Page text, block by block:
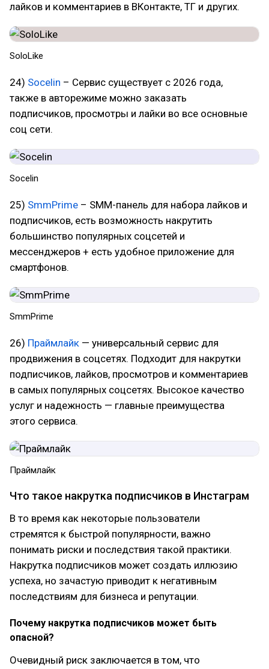
лайков и комментариев в ВКонтакте, ТГ и других.
SoloLike
24) Socelin – Сервис существует с 2026 года,
также в авторежиме можно заказать
подписчиков, просмотры и лайки во все основные
соц сети.
Socelin
25) SmmPrime – SMM-панель для набора лайков и
подписчиков, есть возможность накрутить
большинство популярных соцсетей и
мессенджеров + есть удобное приложение для
смартфонов.
SmmPrime
26) Праймлайк — универсальный сервис для
продвижения в соцсетях. Подходит для накрутки
подписчиков, лайков, просмотров и комментариев
в самых популярных соцсетях. Высокое качество
услуг и надежность — главные преимущества
этого сервиса.
Праймлайк
Что такое накрутка подписчиков в Инстаграм
В то время как некоторые пользователи
стремятся к быстрой популярности, важно
понимать риски и последствия такой практики.
Накрутка подписчиков может создать иллюзию
успеха, но зачастую приводит к негативным
последствиям для бизнеса и репутации.
Почему накрутка подписчиков может быть
опасной?
Очевидный риск заключается в том, что